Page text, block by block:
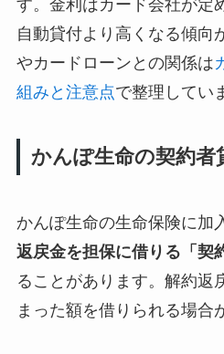
す。金利はカード会社が定
自動貸付より高くなる傾向
やカードローンとの関係は
組みと注意点で整理してい
かんぽ生命の契約者
かんぽ生命の生命保険に加
返戻金を担保に借りる「契
ることがあります。解約返
まった額を借りられる場合